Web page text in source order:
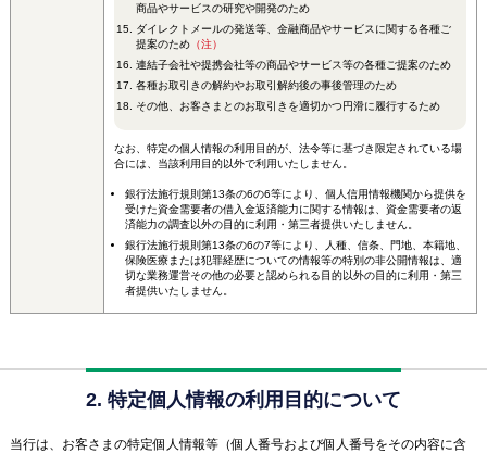
商品やサービスの研究や開発のため
ダイレクトメールの発送等、金融商品やサービスに関する各種ご
提案のため（注）
連結子会社や提携会社等の商品やサービス等の各種ご提案のため
各種お取引きの解約やお取引解約後の事後管理のため
その他、お客さまとのお取引きを適切かつ円滑に履行するため
なお、特定の個人情報の利用目的が、法令等に基づき限定されている場
合には、当該利用目的以外で利用いたしません。
銀行法施行規則第13条の6の6等により、個人信用情報機関から提供を
受けた資金需要者の借入金返済能力に関する情報は、資金需要者の返
済能力の調査以外の目的に利用・第三者提供いたしません。
銀行法施行規則第13条の6の7等により、人種、信条、門地、本籍地、
保険医療または犯罪経歴についての情報等の特別の非公開情報は、適
切な業務運営その他の必要と認められる目的以外の目的に利用・第三
者提供いたしません。
2. 特定個人情報の利用目的について
当行は、お客さまの特定個人情報等（個人番号および個人番号をその内容に含